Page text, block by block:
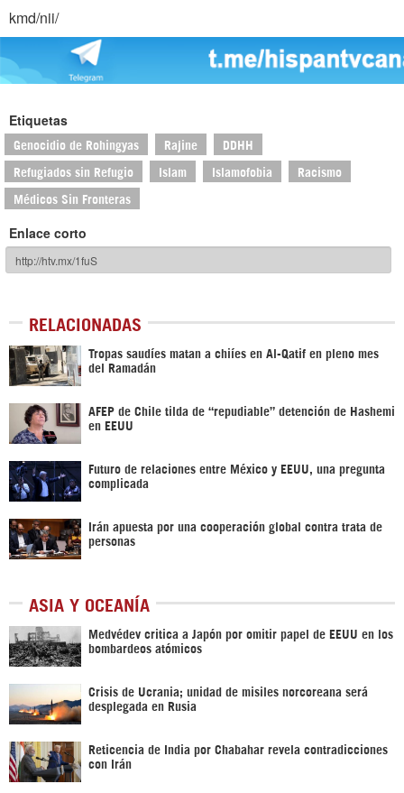
kmd/nii/
Etiquetas
Genocidio de Rohingyas Rajine DDHH
Refugiados sin Refugio Islam Islamofobia Racismo
Médicos Sin Fronteras
Enlace corto
RELACIONADAS
Tropas saudíes matan a chiíes en Al-Qatif en pleno mes
del Ramadán
AFEP de Chile tilda de “repudiable” detención de Hashemi
en EEUU
Futuro de relaciones entre México y EEUU, una pregunta
complicada
Irán apuesta por una cooperación global contra trata de
personas
ASIA Y OCEANÍA
Medvédev critica a Japón por omitir papel de EEUU en los
bombardeos atómicos
Crisis de Ucrania; unidad de misiles norcoreana será
desplegada en Rusia
Reticencia de India por Chabahar revela contradicciones
con Irán